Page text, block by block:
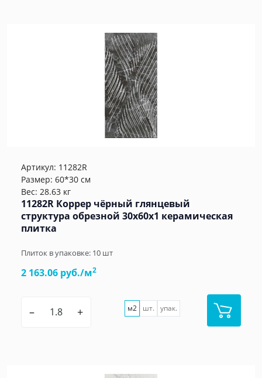
Артикул: 11282R
Размер: 60*30 см
Вес: 28.63 кг
11282R Коррер чёрный глянцевый
структура обрезной 30x60x1 керамическая
плитка
Плиток в упаковке: 10 шт
2 163.06 руб./м2
– + м2 шт. упак.